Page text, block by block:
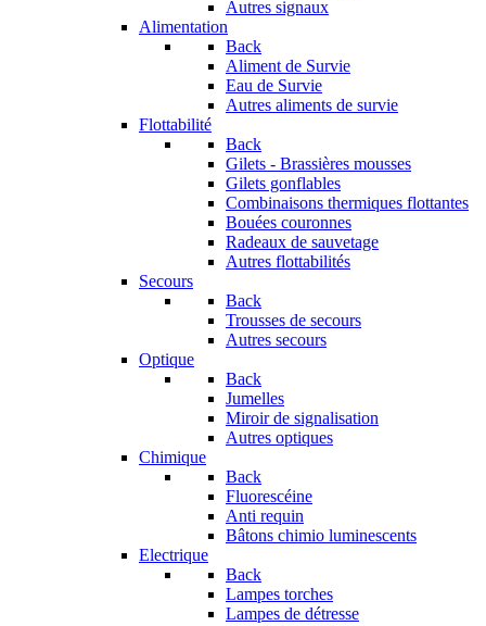
Autres signaux
Alimentation
Back
Aliment de Survie
Eau de Survie
Autres aliments de survie
Flottabilité
Back
Gilets - Brassières mousses
Gilets gonflables
Combinaisons thermiques flottantes
Bouées couronnes
Radeaux de sauvetage
Autres flottabilités
Secours
Back
Trousses de secours
Autres secours
Optique
Back
Jumelles
Miroir de signalisation
Autres optiques
Chimique
Back
Fluorescéine
Anti requin
Bâtons chimio luminescents
Electrique
Back
Lampes torches
Lampes de détresse